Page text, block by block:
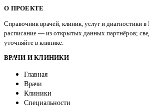
О ПРОЕКТЕ
Справочник врачей, клиник, услуг и диагностики
расписание — из открытых данных партнёров;
уточняйте в клинике.
ВРАЧИ И КЛИНИКИ
Главная
Врачи
Клиники
Специальности